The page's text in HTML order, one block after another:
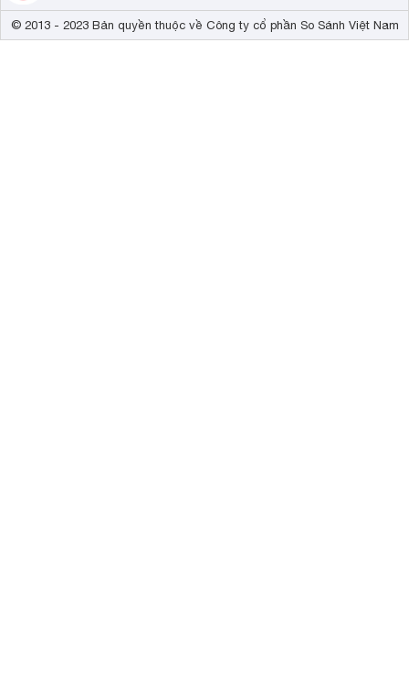
© 2013 - 2023 Bản quyền thuộc về Công ty cổ phần So Sánh Việt Nam